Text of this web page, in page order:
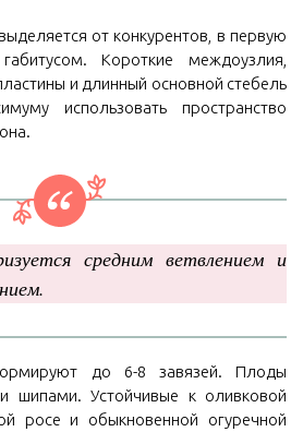
от конкурентов, в первую
Короткие междоузлия,
и длинный основной стебель
использовать пространство
средним ветвлением и
до 6-8 завязей. Плоды
шипами. Устойчивые к оливковой
росе и обыкновенной огуречной